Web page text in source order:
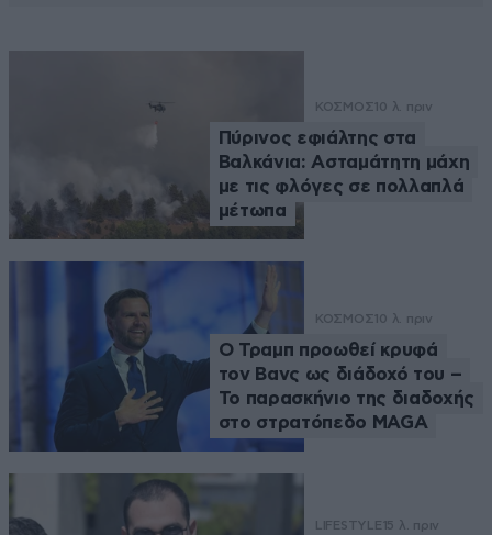
ΚΟΣΜΟΣ 10 λ. πριν
Πύρινος εφιάλτης στα
Βαλκάνια: Ασταμάτητη μάχη
με τις φλόγες σε πολλαπλά
μέτωπα
ΚΟΣΜΟΣ 10 λ. πριν
Ο Τραμπ προωθεί κρυφά
τον Βανς ως διάδοχό του –
Το παρασκήνιο της διαδοχής
στο στρατόπεδο MAGA
LIFESTYLE 15 λ. πριν